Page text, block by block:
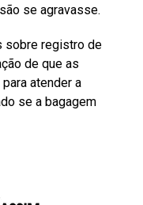
se agravasse.
sobre registro de
de que as
atender a
se a bagagem